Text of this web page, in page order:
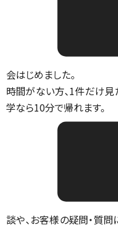
会はじめました。
時間がない方、1件だけ見
学なら10分で帰れます。
談や、お客様の疑問・質